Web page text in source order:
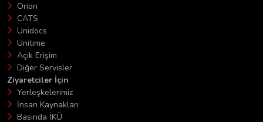
Orion
CATS
Unidocs
Unitime
Açık Erişim
Diğer Servisler
Ziyaretciler İçin
Yerleşkelerimiz
İnsan Kaynakları
Basında İKÜ